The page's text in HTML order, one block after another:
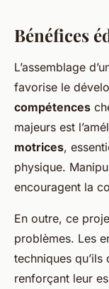
Bénéfices
L’assemblage
favorise le
compétences
majeurs est
motrices,
physique.
encouragent la
En outre, ce
problèmes. Les
techniques
renforçant leur